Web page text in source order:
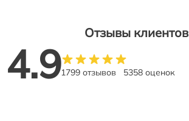
Отзывы клиентов
4.91799 отзывов 5358 оценок